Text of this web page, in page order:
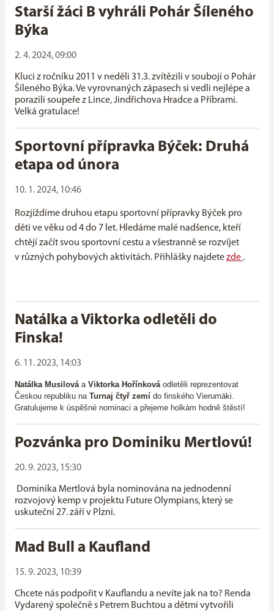
Starší žáci B vyhráli Pohár Šíleného
Býka
2. 4. 2024, 09:00
Kluci z ročníku 2011 v neděli 31.3. zvítězili v souboji o Pohár
Šíleného Býka. Ve vyrovnaných zápasech si vedli nejlépe a
porazili soupeře z Lince, Jindřichova Hradce a Příbrami.
Velká gratulace!
Sportovní přípravka Býček: Druhá
etapa od února
10. 1. 2024, 10:46
Rozjíždíme druhou etapu sportovní přípravky Býček pro
děti ve věku od 4 do 7 let. Hledáme malé nadšence, kteří
chtějí začít svou sportovní cestu a všestranně se rozvíjet
v různých pohybových aktivitách. Přihlášky najdetezde .
Natálka a Viktorka odletěli do
Finska!
6. 11. 2023, 14:03
Natálka Musilováa Viktorka Hořínkováodletěli reprezentovat
Českou republiku na Turnaj čtyř zemí do finského Vierumäki.
Gratulujeme k úspěšné nominaci a přejeme holkám hodně štěstí!
Pozvánka pro Dominiku Mertlovú!
20. 9. 2023, 15:30
Dominika Mertlová byla nominována na jednodenní
rozvojový kemp v projektu Future Olympians, který se
uskuteční 27. září v Plzni.
Mad Bull a Kaufland
15. 9. 2023, 10:39
Chcete nás podpořit v Kauflandu a nevíte jak na to? Renda
Vydarený společně s Petrem Buchtou a dětmi vytvořili